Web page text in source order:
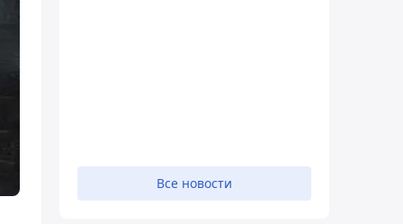
Все новости